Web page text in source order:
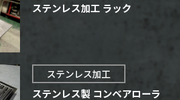
ステンレス加工 ラック
ステンレス加工
ステンレス製 コンベアローラ